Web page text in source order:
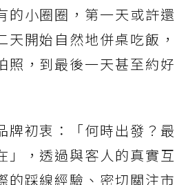
的小圈圈，第一天或許還
天開始自然地併桌吃飯，
照，到最後一天甚至約好
牌初衷：「何時出發？最
」，透過與客人的真實互
的踩線經驗、密切關注市